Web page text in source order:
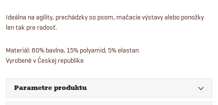
Ideálna na agility, prechádzky so psom, mačacie výstavy alebo ponožky
len tak pre radosť.
Materiál: 80% bavlna, 15% polyamid, 5% elastan
Vyrobené v Českej republike
Parametre produktu